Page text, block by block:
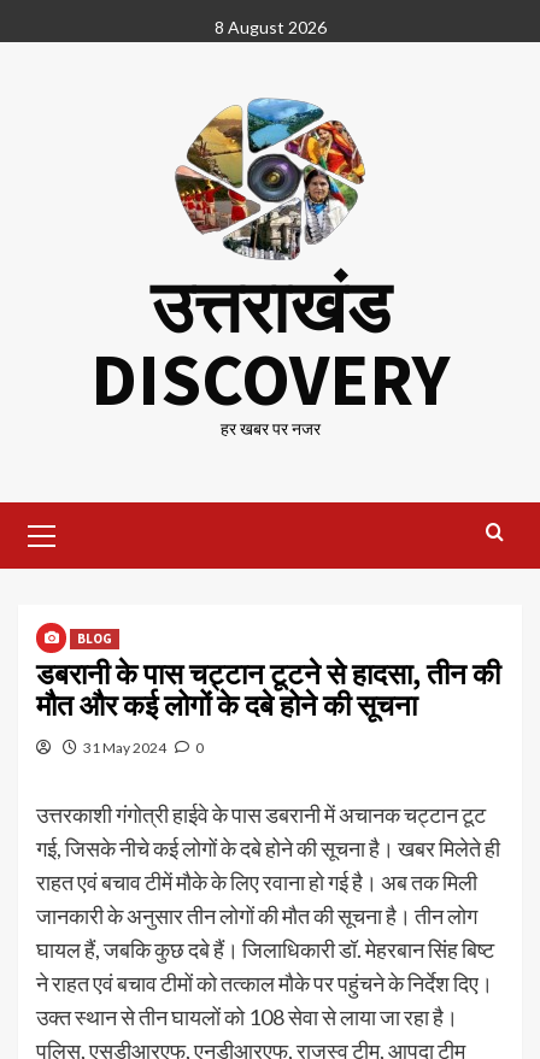
to
8 August 2026
उत्तराखंड
DISCOVERY
हर खबर पर नजर
Menu
BLOG
डबरानी के पास चट्टान टूटने से हादसा, तीन की
मौत और कई लोगों के दबे होने की सूचना
31 May 2024 0
उत्तरकाशी गंगोत्री हाईवे के पास डबरानी में अचानक चट्टान टूट
गई, जिसके नीचे कई लोगों के दबे होने की सूचना है। खबर मिलेते ही
राहत एवं बचाव टीमें मौके के लिए रवाना हो गई है। अब तक मिली
जानकारी के अनुसार तीन लोगों की मौत की सूचना है। तीन लोग
घायल हैं, जबकि कुछ दबे हैं। जिलाधिकारी डॉ. मेहरबान सिंह बिष्ट
ने राहत एवं बचाव टीमों को तत्काल मौके पर पहुंचने के निर्देश दिए।
उक्त स्थान से तीन घायलों को 108 सेवा से लाया जा रहा है।
पुलिस, एसडीआरएफ, एनडीआरएफ, राजस्व टीम, आपदा टीम